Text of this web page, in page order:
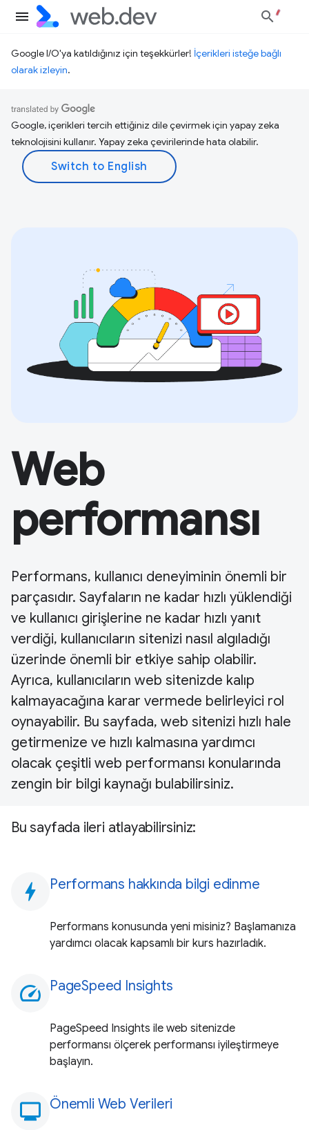
Google I/O'ya katıldığınız için teşekkürler! İçerikleri isteğe bağlı
olarak izleyin.
Google, içerikleri tercih ettiğiniz dile çevirmek için yapay zeka
teknolojisini kullanır. Yapay zeka çevirilerinde hata olabilir.
Web
performansı
Performans, kullanıcı deneyiminin önemli bir
parçasıdır. Sayfaların ne kadar hızlı yüklendiği
ve kullanıcı girişlerine ne kadar hızlı yanıt
verdiği, kullanıcıların sitenizi nasıl algıladığı
üzerinde önemli bir etkiye sahip olabilir.
Ayrıca, kullanıcıların web sitenizde kalıp
kalmayacağına karar vermede belirleyici rol
oynayabilir. Bu sayfada, web sitenizi hızlı hale
getirmenize ve hızlı kalmasına yardımcı
olacak çeşitli web performansı konularında
zengin bir bilgi kaynağı bulabilirsiniz.
Bu sayfada ileri atlayabilirsiniz:
bolt Performans hakkında bilgi edinme
Performans konusunda yeni misiniz? Başlamanıza
yardımcı olacak kapsamlı bir kurs hazırladık.
speed PageSpeed Insights
PageSpeed Insights ile web sitenizde
performansı ölçerek performansı iyileştirmeye
başlayın.
monitoring
Önemli Web Verileri